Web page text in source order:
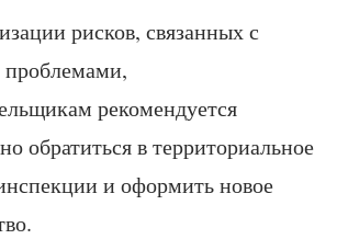
рисков, связанных с
рекомендуется
обратиться в территориальное
и оформить новое